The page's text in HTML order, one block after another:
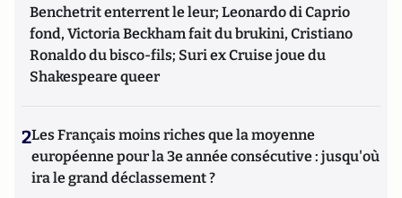
Benchetrit enterrent le leur; Leonardo di Caprio
fond, Victoria Beckham fait du brukini, Cristiano
Ronaldo du bisco-fils; Suri ex Cruise joue du
Shakespeare queer
2Les Français moins riches que la moyenne
européenne pour la 3e année consécutive : jusqu'où
ira le grand déclassement ?